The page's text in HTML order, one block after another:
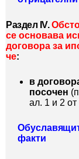
Раздел ІV.
се основава
договора за
че:
в
посочен
ал. 1 и 2
факти